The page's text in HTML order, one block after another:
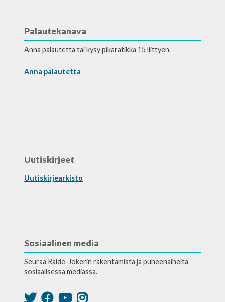
Palautekanava
Anna palautetta tai kysy pikaratikka 15 liittyen.
Anna palautetta
Uutiskirjeet
Uutiskirjearkisto
Sosiaalinen media
Seuraa Raide-Jokerin rakentamista ja puheenaiheita
sosiaalisessa mediassa.